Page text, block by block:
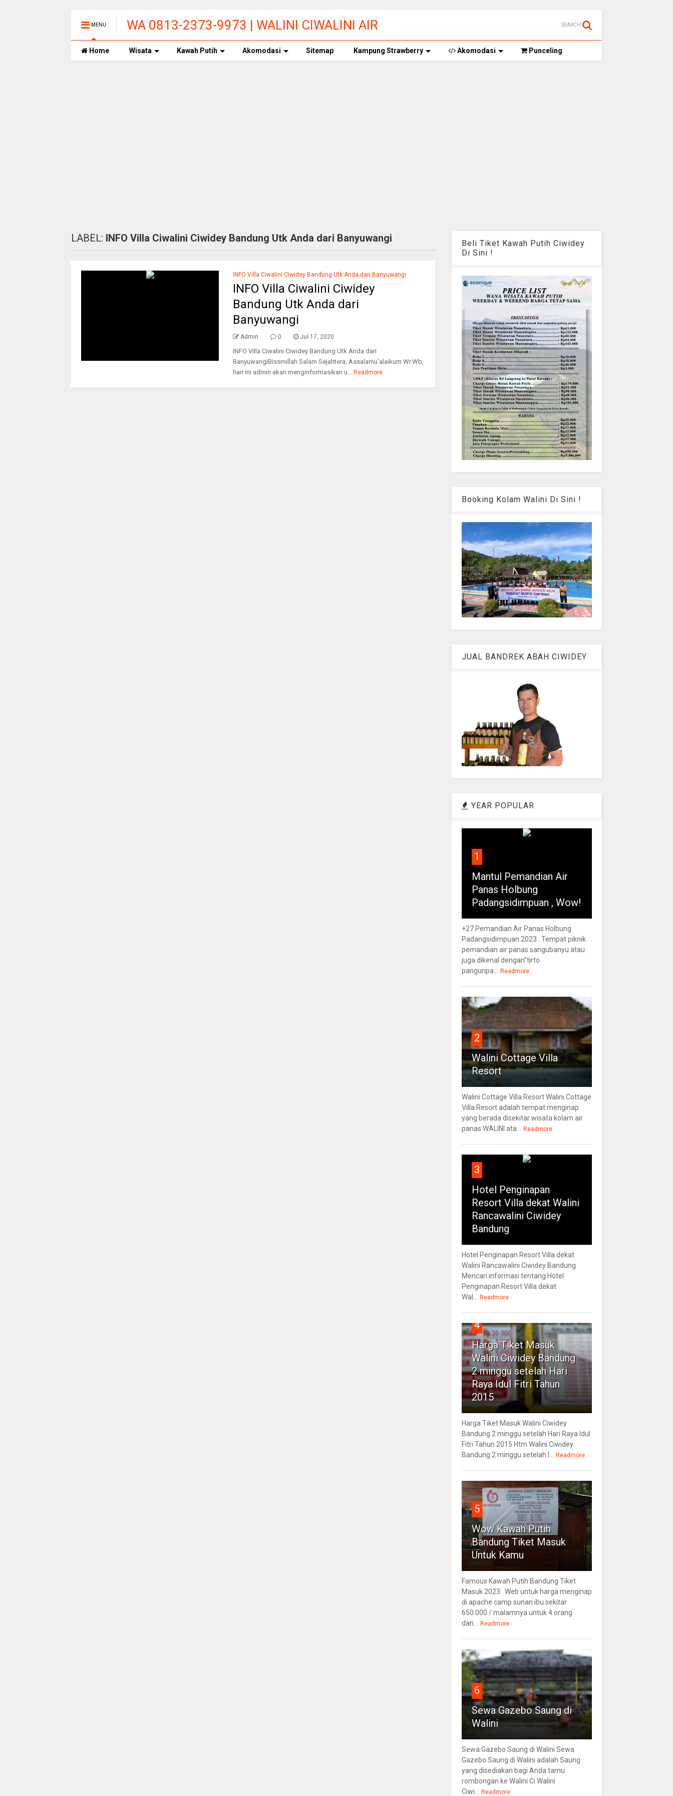
MENU
WA 0813-2373-9973 | WALINI CIWALINI AIR
PANAS ALAMI TERBERSIH CIWIDEY
BANDUNG
SEARCH
Home Wisata Kawah Putih Akomodasi Sitemap Kampung Strawberry Akomodasi Punceling
LABEL: INFO Villa Ciwalini Ciwidey Bandung Utk Anda dari Banyuwangi
INFO Villa Ciwalini Ciwidey Bandung Utk Anda dari Banyuwangi
INFO Villa Ciwalini Ciwidey
Bandung Utk Anda dari
Banyuwangi
Admin 0 Jul 17, 2020
INFO Villa Ciwalini Ciwidey Bandung Utk Anda dari
BanyuwangiBissmillah Salam Sejahtera, Assalamu’alaikum Wr.Wb,
hari ini admin akan menginformasikan u... Readmore
Beli Tiket Kawah Putih Ciwidey
Di Sini !
Booking Kolam Walini Di Sini !
JUAL BANDREK ABAH CIWIDEY
YEAR POPULAR
1
Mantul Pemandian Air
Panas Holbung
Padangsidimpuan , Wow!
+27 Pemandian Air Panas Holbung
Padangsidimpuan 2023 . Tempat piknik
pemandian air panas sangubanyu atau
juga dikenal dengan”tirto
panguripa... Readmore
2
Walini Cottage Villa
Resort
Walini Cottage Villa Resort Walini Cottage
Villa Resort adalah tempat menginap
yang berada disekitar wisata kolam air
panas WALINI ata... Readmore
3
Hotel Penginapan
Resort Villa dekat Walini
Rancawalini Ciwidey
Bandung
Hotel Penginapan Resort Villa dekat
Walini Rancawalini Ciwidey Bandung
Mencari informasi tentang Hotel
Penginapan Resort Villa dekat
Wal... Readmore
4
Harga Tiket Masuk
Walini Ciwidey Bandung
2 minggu setelah Hari
Raya Idul Fitri Tahun
2015
Harga Tiket Masuk Walini Ciwidey
Bandung 2 minggu setelah Hari Raya Idul
Fitri Tahun 2015 Htm Walini Ciwidey
Bandung 2 minggu setelah l... Readmore
5
Wow Kawah Putih
Bandung Tiket Masuk
Untuk Kamu
Famous Kawah Putih Bandung Tiket
Masuk 2023 . Web untuk harga menginap
di apache camp sunan ibu sekitar
650.000 / malamnya untuk 4 orang
dan... Readmore
6
Sewa Gazebo Saung di
Walini
Sewa Gazebo Saung di Walini Sewa
Gazebo Saung di Walini adalah Saung
yang disediakan bagi Anda tamu
rombongan ke Walini Ci Walini
Ciwi... Readmore